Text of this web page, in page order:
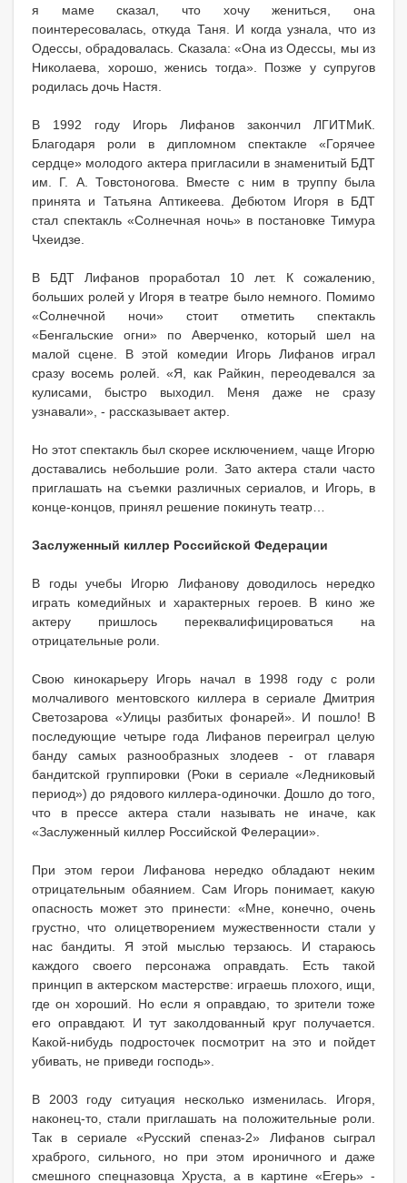
я маме сказал, что хочу жениться, она
поинтересовалась, откуда Таня. И когда узнала, что из
Одессы, обрадовалась. Сказала: «Она из Одессы, мы из
Николаева, хорошо, женись тогда». Позже у супругов
родилась дочь Настя.
В 1992 году Игорь Лифанов закончил ЛГИТМиК.
Благодаря роли в дипломном спектакле «Горячее
сердце» молодого актера пригласили в знаменитый БДТ
им. Г. А. Товстоногова. Вместе с ним в труппу была
принята и Татьяна Аптикеева. Дебютом Игоря в БДТ
стал спектакль «Солнечная ночь» в постановке Тимура
Чхеидзе.
В БДТ Лифанов проработал 10 лет. К сожалению,
больших ролей у Игоря в театре было немного. Помимо
«Солнечной ночи» стоит отметить спектакль
«Бенгальские огни» по Аверченко, который шел на
малой сцене. В этой комедии Игорь Лифанов играл
сразу восемь ролей. «Я, как Райкин, переодевался за
кулисами, быстро выходил. Меня даже не сразу
узнавали», - рассказывает актер.
Но этот спектакль был скорее исключением, чаще Игорю
доставались небольшие роли. Зато актера стали часто
приглашать на съемки различных сериалов, и Игорь, в
конце-концов, принял решение покинуть театр…
Заслуженный киллер Российской Федерации
В годы учебы Игорю Лифанову доводилось нередко
играть комедийных и характерных героев. В кино же
актеру пришлось переквалифицироваться на
отрицательные роли.
Свою кинокарьеру Игорь начал в 1998 году с роли
молчаливого ментовского киллера в сериале Дмитрия
Светозарова «Улицы разбитых фонарей». И пошло! В
последующие четыре года Лифанов переиграл целую
банду самых разнообразных злодеев - от глaваря
бандитской группировки (Роки в сериале «Ледниковый
период») до рядового киллера-одиночки. Дошло до того,
что в прессе актера стали называть не иначе, как
«Заслуженный киллер Российской Фелерации».
При этом герои Лифанова нередко обладают неким
отрицательным обаянием. Сам Игорь понимает, какую
опасность может это принести: «Мне, конечно, очень
грустно, что олицетворением мужественности стали у
нас бандиты. Я этой мыслью терзаюсь. И стараюсь
каждого своего персонажа оправдать. Есть такой
принцип в актерском мастерстве: играешь плохого, ищи,
где он хороший. Но если я оправдаю, то зрители тоже
его оправдают. И тут заколдованный круг получается.
Какой-нибудь подросточек посмотрит на это и пойдет
убивать, не приведи господь».
В 2003 году ситуация несколько изменилась. Игоря,
наконец-то, стали приглашать на положительные роли.
Так в сериале «Русский спеназ-2» Лифанов сыграл
храброго, сильного, но при этом ироничного и даже
смешного спецназовца Хруста, а в картине «Егерь» -